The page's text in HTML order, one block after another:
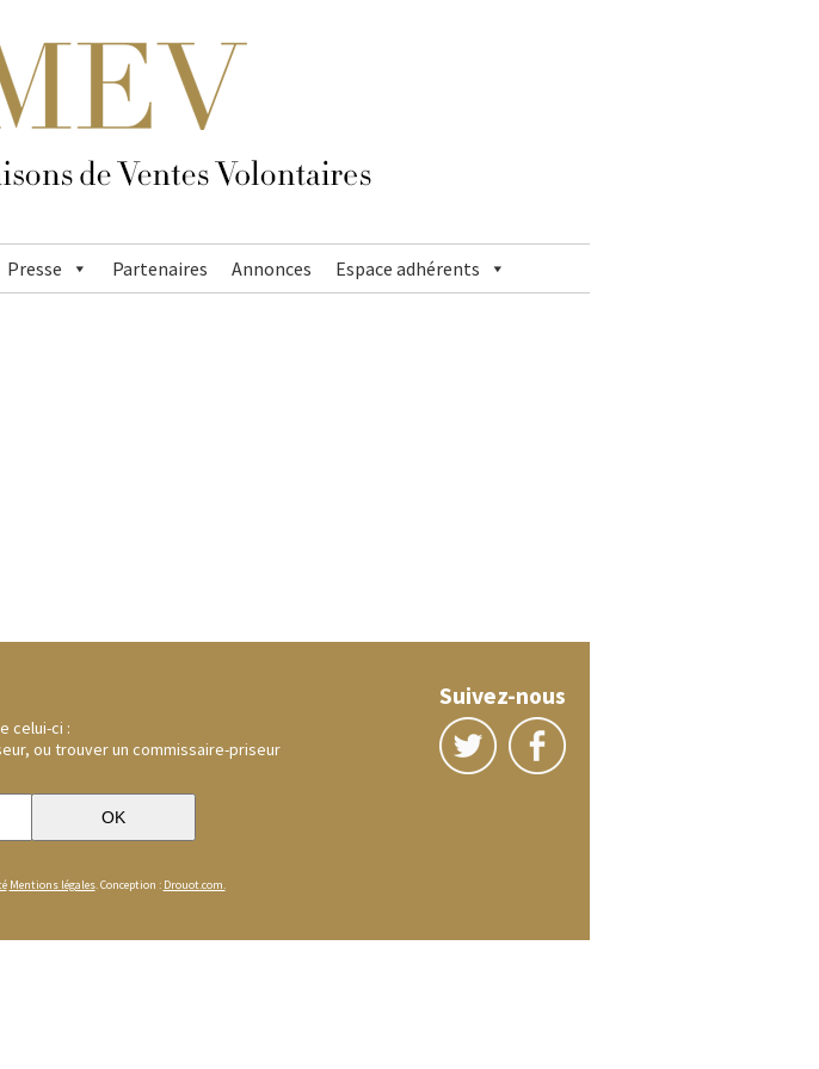
Presse Partenaires Annonces Espace adhérents
celui-ci :
ou trouver un commissaire-priseur
Suivez-nous
Mentions légales. Conception : Drouot.com.